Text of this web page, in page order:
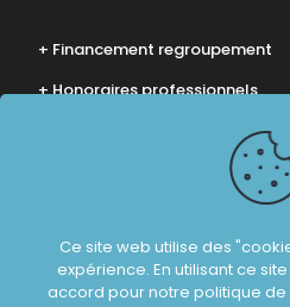
+ Financement regroupement
+ Honoraires professionnels
+ Politique de confidentialité
Ce site web utilise des
expérience. En utilisant ce
accord pournotre politique